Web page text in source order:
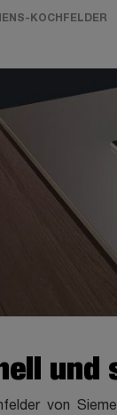
KOCHFELDER
von